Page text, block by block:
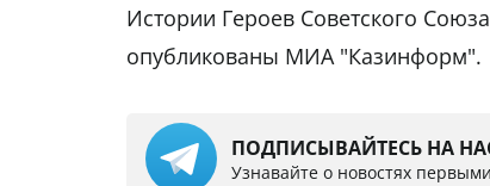
Истории Героев Советского
опубликованы МИА "Казинформ".
ПОДПИСЫВАЙТЕСЬ НА НАС
Узнавайте о новостях первыми